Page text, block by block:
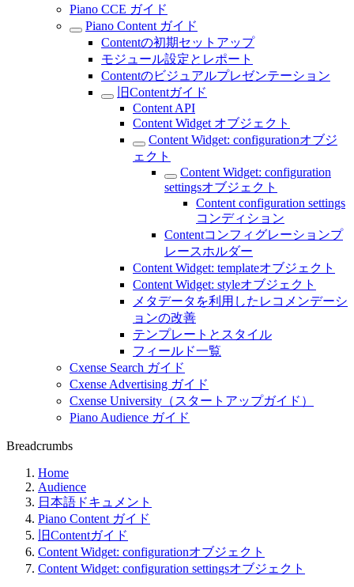
Piano CCE ガイド
Piano Content ガイド
Contentの初期セットアップ
モジュール設定とレポート
Contentのビジュアルプレゼンテーション
旧Contentガイド
Content API
Content Widget オブジェクト
Content Widget: configurationオブジ
ェクト
Content Widget: configuration
settingsオブジェクト
Content configuration settings
コンディション
Contentコンフィグレーションプ
レースホルダー
Content Widget: templateオブジェクト
Content Widget: styleオブジェクト
メタデータを利用したレコメンデーシ
ョンの改善
テンプレートとスタイル
フィールド一覧
Cxense Search ガイド
Cxense Advertising ガイド
Cxense University（スタートアップガイド）
Piano Audience ガイド
Breadcrumbs
Home
Audience
日本語ドキュメント
Piano Content ガイド
旧Contentガイド
Content Widget: configurationオブジェクト
Content Widget: configuration settingsオブジェクト